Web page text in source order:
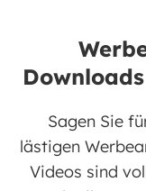
Sagen Sie
lästigen
Videos sind